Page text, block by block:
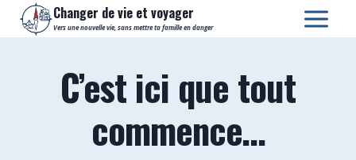
Aller
Changer de vie et voyager
Vers une nouvelle vie, sans mettre ta famille en danger
C’est ici que tout
commence…